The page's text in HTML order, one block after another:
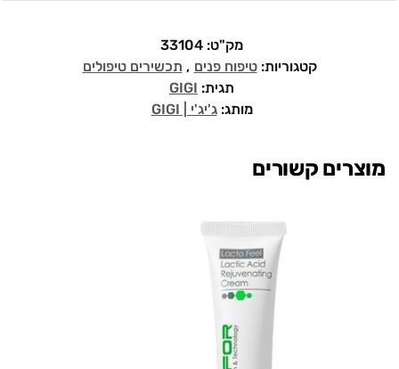
מק"ט: 33104
קטגוריות:טיפוח פנים , תכשירים טיפולים
תגית: GIGI
מותג:ג'יג'י | GIGI
מוצרים קשורים